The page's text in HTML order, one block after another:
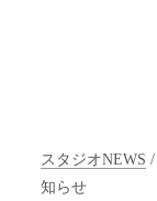
スタジオNEWS
知らせ